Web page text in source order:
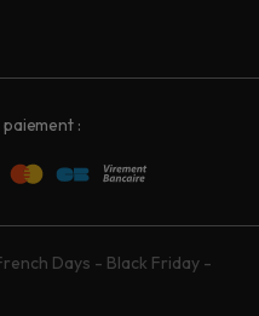
:
Days - Black Friday -